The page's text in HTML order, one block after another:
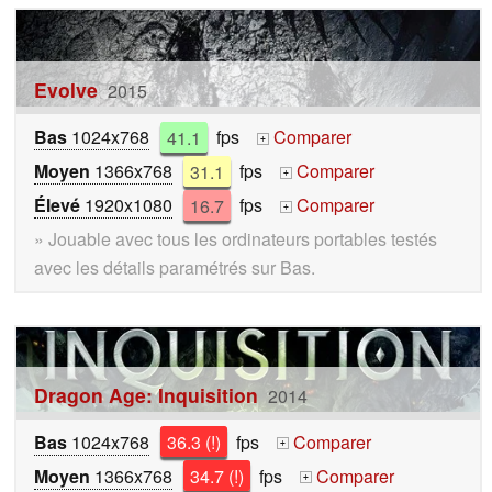
Evolve 2015
Bas 1024x768 41.1 fps +
Comparer
Moyen 1366x768 31.1 fps +
Comparer
Élevé 1920x1080 16.7 fps +
Comparer
» Jouable avec tous les ordinateurs portables testés
avec les détails paramétrés sur Bas.
Dragon Age: Inquisition 2014
Bas 1024x768 36.3 (!) fps +
Comparer
Moyen 1366x768 34.7 (!) fps + Comparer